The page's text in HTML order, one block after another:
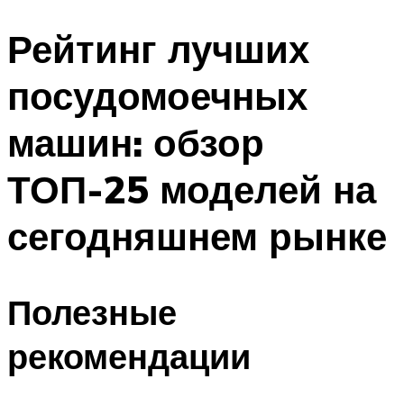
Меню
Рейтинг лучших
посудомоечных
машин: обзор
ТОП-25 моделей на
сегодняшнем рынке
Полезные
рекомендации